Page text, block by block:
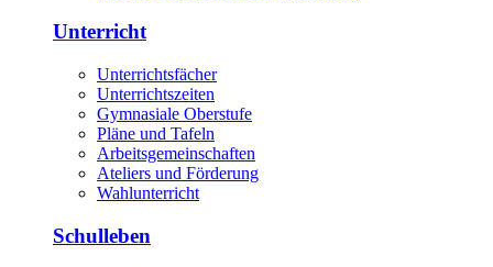
Unterricht
Unterrichtsfächer
Unterrichtszeiten
Gymnasiale Oberstufe
Pläne und Tafeln
Arbeitsgemeinschaften
Ateliers und Förderung
Wahlunterricht
Schulleben